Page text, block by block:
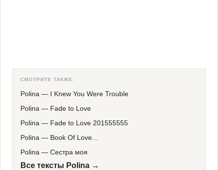
СМОТРИТЕ ТАКЖЕ:
Polina — I Knew You Were Trouble
Polina — Fade to Love
Polina — Fade to Love 201555555
Polina — Book Of Love...
Polina — Сестра моя
Все тексты Polina →